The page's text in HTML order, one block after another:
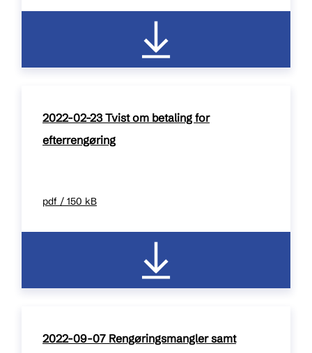
2022-02-23 Tvist om betaling for
efterrengøring
pdf / 150 kB
2022-09-07 Rengøringsmangler samt